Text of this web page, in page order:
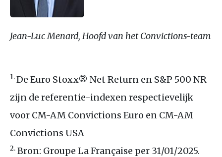
Jean-Luc Menard, Hoofd van het Convictions-team
1.De Euro Stoxx® Net Return en S&P 500 NR
zijn de referentie-indexen respectievelijk
voor CM-AM Convictions Euro en CM-AM
Convictions USA
2. Bron: Groupe La Française per 31/01/2025.